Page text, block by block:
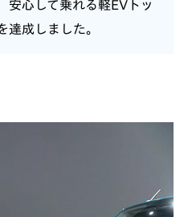
安心して乗れる軽EVトッ
達成しました。